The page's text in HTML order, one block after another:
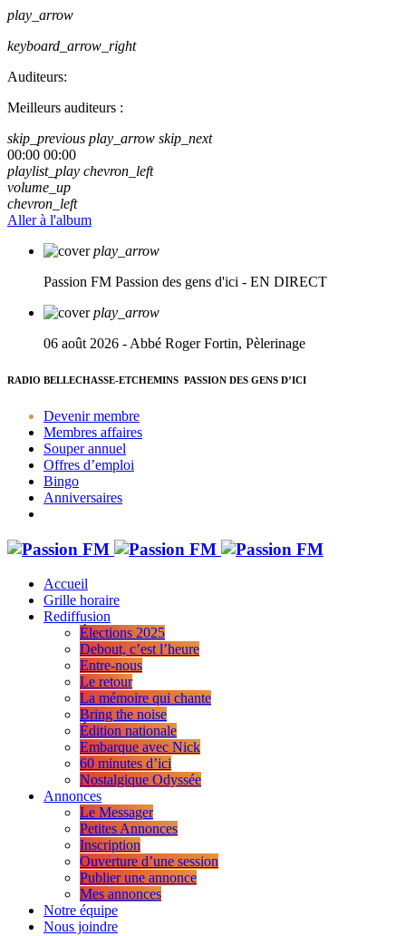
play_arrow
keyboard_arrow_right
Auditeurs:
Meilleurs auditeurs :
skip_previous play_arrow skip_next
00:00 00:00
playlist_play chevron_left
volume_up
chevron_left
Aller à l'album
play_arrow
Passion FM Passion des gens d'ici - EN DIRECT
play_arrow
06 août 2026 - Abbé Roger Fortin, Pèlerinage
RADIO BELLECHASSE-ETCHEMINS PASSION DES GENS D’ICI
Devenir membre
Membres affaires
Souper annuel
Offres d’emploi
Bingo
Anniversaires
Accueil
Grille horaire
Rediffusion
Élections 2025
Debout, c’est l’heure
Entre-nous
Le retour
La mémoire qui chante
Bring the noise
Édition nationale
Embarque avec Nick
60 minutes d’ici
Nostalgique Odyssée
Annonces
Le Messager
Petites Annonces
Inscription
Ouverture d’une session
Publier une annonce
Mes annonces
Notre équipe
Nous joindre